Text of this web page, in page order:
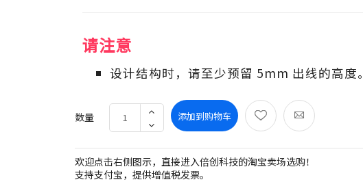
请注意
设计结构时，请至少预留 5mm 出线的高度。
数量 添加到购物车
欢迎点击右侧图示，直接进入倍创科技的淘宝卖场选购！
支持支付宝，提供增值税发票。